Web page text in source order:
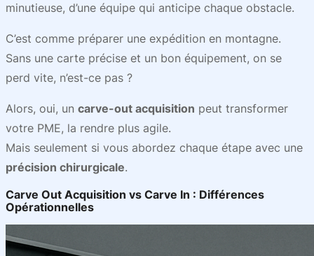
minutieuse, d’une équipe qui anticipe chaque obstacle.
C’est comme préparer une expédition en montagne.
Sans une carte précise et un bon équipement, on se
perd vite, n’est-ce pas ?
Alors, oui, un carve-out acquisition peut transformer
votre PME, la rendre plus agile.
Mais seulement si vous abordez chaque étape avec une
précision chirurgicale.
Carve Out Acquisition vs Carve In : Différences
Opérationnelles